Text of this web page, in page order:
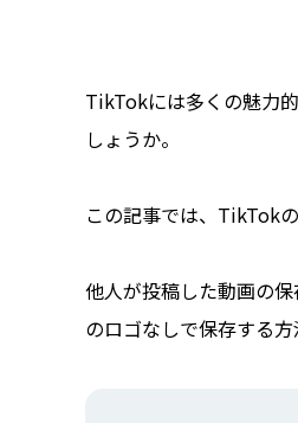
TikTokには多くの魅力
しょうか。
この記事では、TikTok
他人が投稿した動画の
のロゴなしで保存する